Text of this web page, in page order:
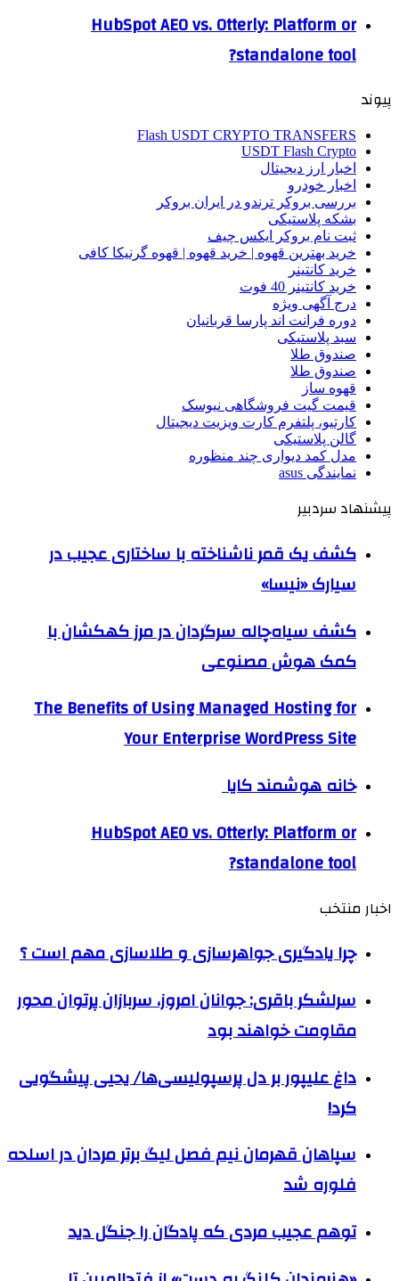
HubSpot AEO vs. Otterly: Platform or
standalone tool?
پیوند
Flash USDT CRYPTO TRANSFERS
USDT Flash Crypto
اخبار ارز دیجیتال
اخبار خودرو
بررسی بروکر ترندو در ایران بروکر
بشکه پلاستیکی
ثبت نام بروکر ایکس چیف
خرید بهترین قهوه | خرید قهوه | قهوه گرنیکا کافی
خرید کانتینر
خرید کانتینر 40 فوت
درج آگهی ویژه
دوره فرانت اند پارسا قربانیان
سبد پلاستیکی
صندوق طلا
صندوق طلا
قهوه ساز
قیمت گیت فروشگاهی نیوسک
کارتیو، پلتفرم کارت ویزیت دیجیتال
گالن پلاستیکی
مدل کمد دیواری چند منظوره
نمایندگی asus
پیشنهاد سردبیر
کشف یک قمر ناشناخته با ساختاری عجیب در
سیارک «نیسا»
کشف سیاه‌چاله سرگردان در مرز کهکشان با
کمک هوش مصنوعی
The Benefits of Using Managed Hosting for
Your Enterprise WordPress Site
خانه هوشمند کایا
HubSpot AEO vs. Otterly: Platform or
standalone tool?
اخبار منتخب
چرا یادگیری جواهرسازی و طلاسازی مهم است ؟
سرلشکر باقری: جوانان امروز، سربازان پرتوان محور
مقاومت خواهند بود
داغ علیپور بر دل پرسپولیسی‌ها/ یحیی پیشگویی
کرد!
سپاهان قهرمان نیم فصل لیگ برتر مردان در اسلحه
فلوره شد
توهم عجیب مردی که پادگان را جنگل دید